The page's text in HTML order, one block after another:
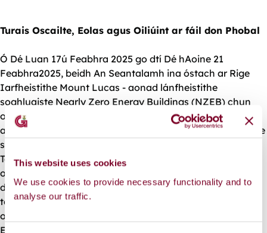
This website uses cookies
We use cookies to provide necessary functionality and to
analyse our traffic.
Turais Oscailte, Eolas agus Oiliúint ar fáil don Phobal
Ó Dé Luan 17ú Feabhra 2025 go dtí Dé hAoine 21
Feabhra2025, beidh An Seantalamh ina óstach ar Rige
Iarfheistithe Mount Lucas - aonad lánfheistithe
soghluaiste Nearly Zero Energy Buildings (NZEB) chun
oiliúint a sholáthar maidir le huasghráduithe fuinnimh
agus iarfheistiú i bpobail ar fud na hÉireann. Beidh an rige
soghluaiste lonnaithe in T O'Higgins & Cuideachta
Teoranta Homevalue, Seantalamh, agus beidh turais
oscailte saor in aisce ar fáil i rith na seachtaine d'aon
duine ar spéis leo a dteach a aisfheistiú. Tá spásanna
teoranta. Chun tuilleadh eolais a fháil nó chun sliotán
oiliúna a chur in áirithe, déan teagmháil le
Evan.Carney@GalwayCity.ie nó glaoigh ar (091) 536 400.